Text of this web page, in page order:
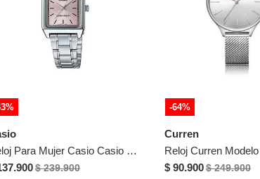
Reloj Para Mujer Casio Casio Ltp-V007D-4Eudf Plateado
$ 239.900
-64%
Curren
$ 90.900$ 249.900